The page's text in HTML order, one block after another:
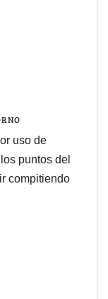
uso de
puntos del
compitiendo